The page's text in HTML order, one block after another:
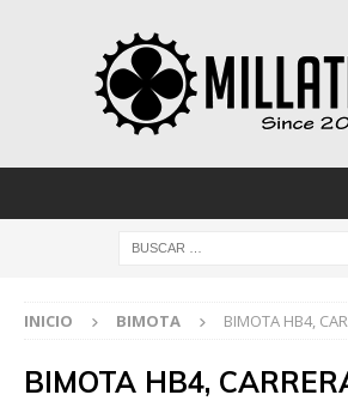
INICIO BIMOTA BIMOTA HB4,
BIMOTA HB4,